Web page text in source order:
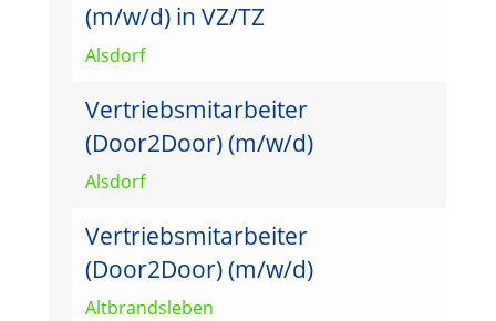
(m/w/d) in VZ/TZ
Alsdorf
Vertriebsmitarbeiter
(Door2Door) (m/w/d)
Alsdorf
Vertriebsmitarbeiter
(Door2Door) (m/w/d)
Altbrandsleben